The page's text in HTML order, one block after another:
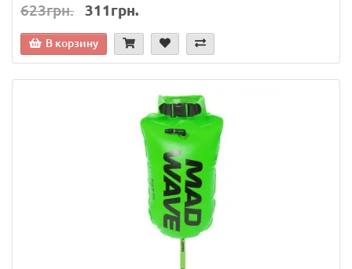
623грн. 311грн.
В корзину